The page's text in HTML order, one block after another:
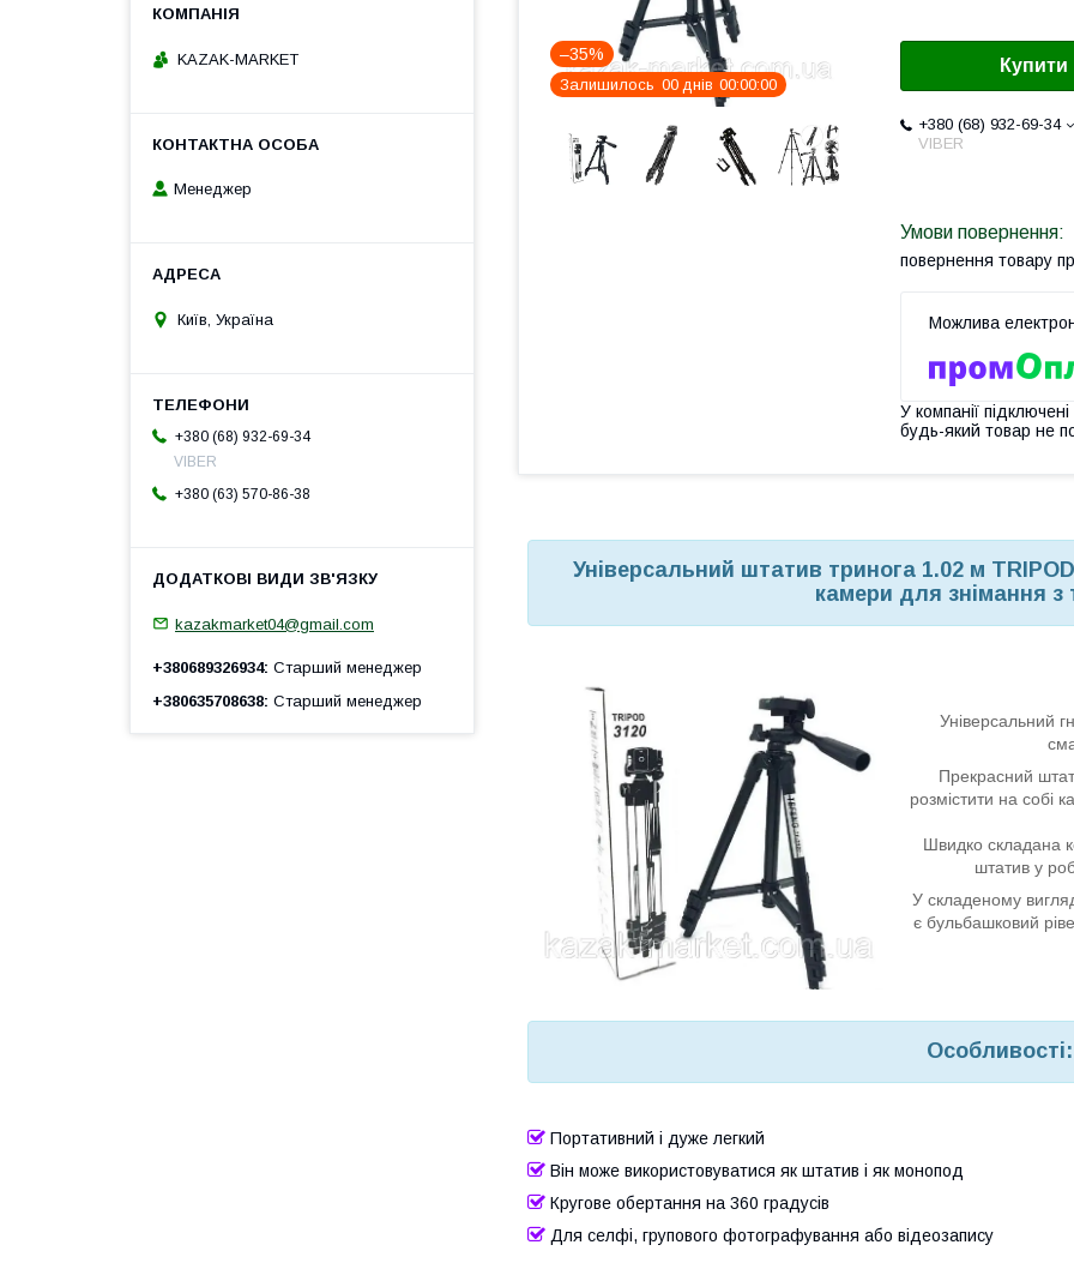
–35%
Залишилось 00 днів 00 00 00
Купити
+380 (68) 932-69-34
VIBER
повернення товару
У компанії
будь-який товар не
Універсальний штатив тринога 1.02 м
камери для знімання
Універсальний
Прекрасний
розмістити на собі
Швидко складана
штатив у
У складеному
є бульбашковий
Особливості:
Портативний і дуже легкий
Він може використовуватися як штатив і як монопод
Кругове обертання на 360 градусів
Для селфі, групового фотографування або відеозапису
KAZAK-MARKET
Менеджер
Київ, Україна
+380 (68) 932-69-34
VIBER
+380 (63) 570-86-38
kazakmarket04@gmail.com
+380689326934 Старший менеджер
+380635708638 Старший менеджер